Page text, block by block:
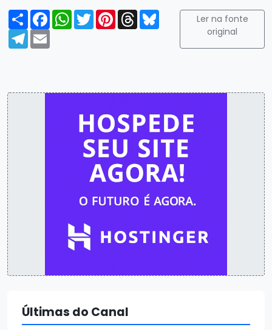
Compartilhar
FacebookWhatsApp
TwitterPinterest
ThreadsBluesky
Telegram
Email
Ler na fonte
original
Últimas do Canal